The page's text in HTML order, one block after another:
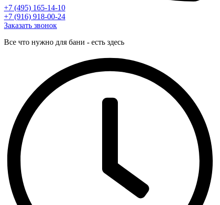
+7 (495) 165-14-10
+7 (916) 918-00-24
Заказать звонок
Все что нужно для бани - есть здесь